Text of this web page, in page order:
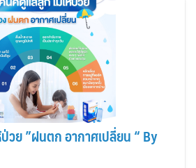
วย ”ฝนตก อากาศเปลี่ยน “ By